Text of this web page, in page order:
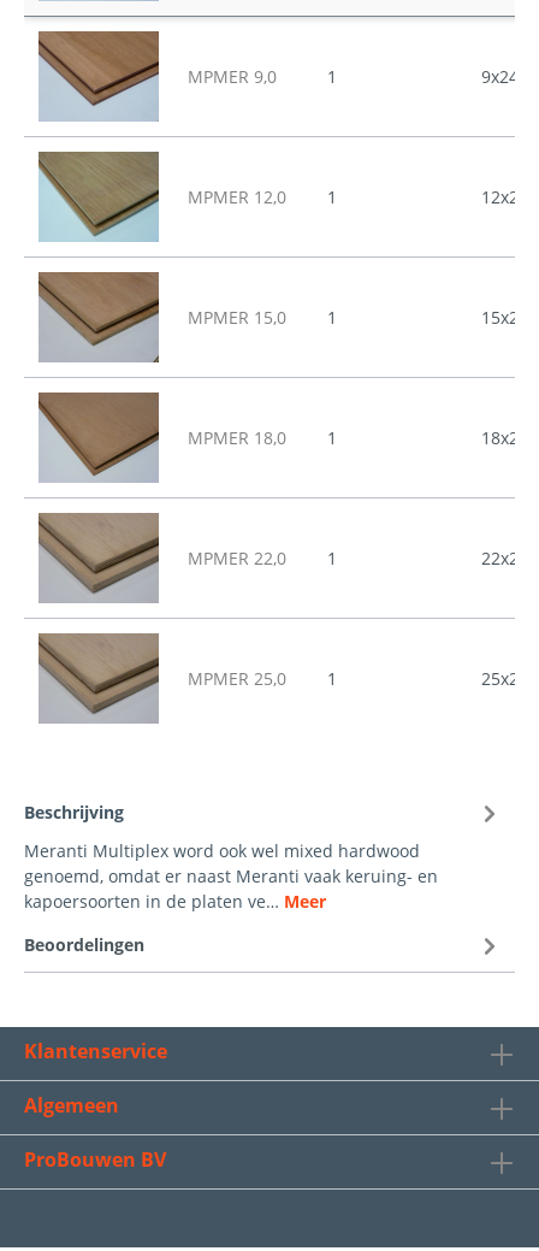
MPMER 9,0 1
MPMER 12,0 1
MPMER 15,0 1
MPMER 18,0 1
MPMER 22,0 1
MPMER 25,0 1
Beschrijving
Meranti Multiplex word ook wel mixed hardwood
genoemd, omdat er naast Meranti vaak keruing- en
kapoersoorten in de platen ve… Meer
Beoordelingen
Klantenservice
Algemeen
ProBouwen BV